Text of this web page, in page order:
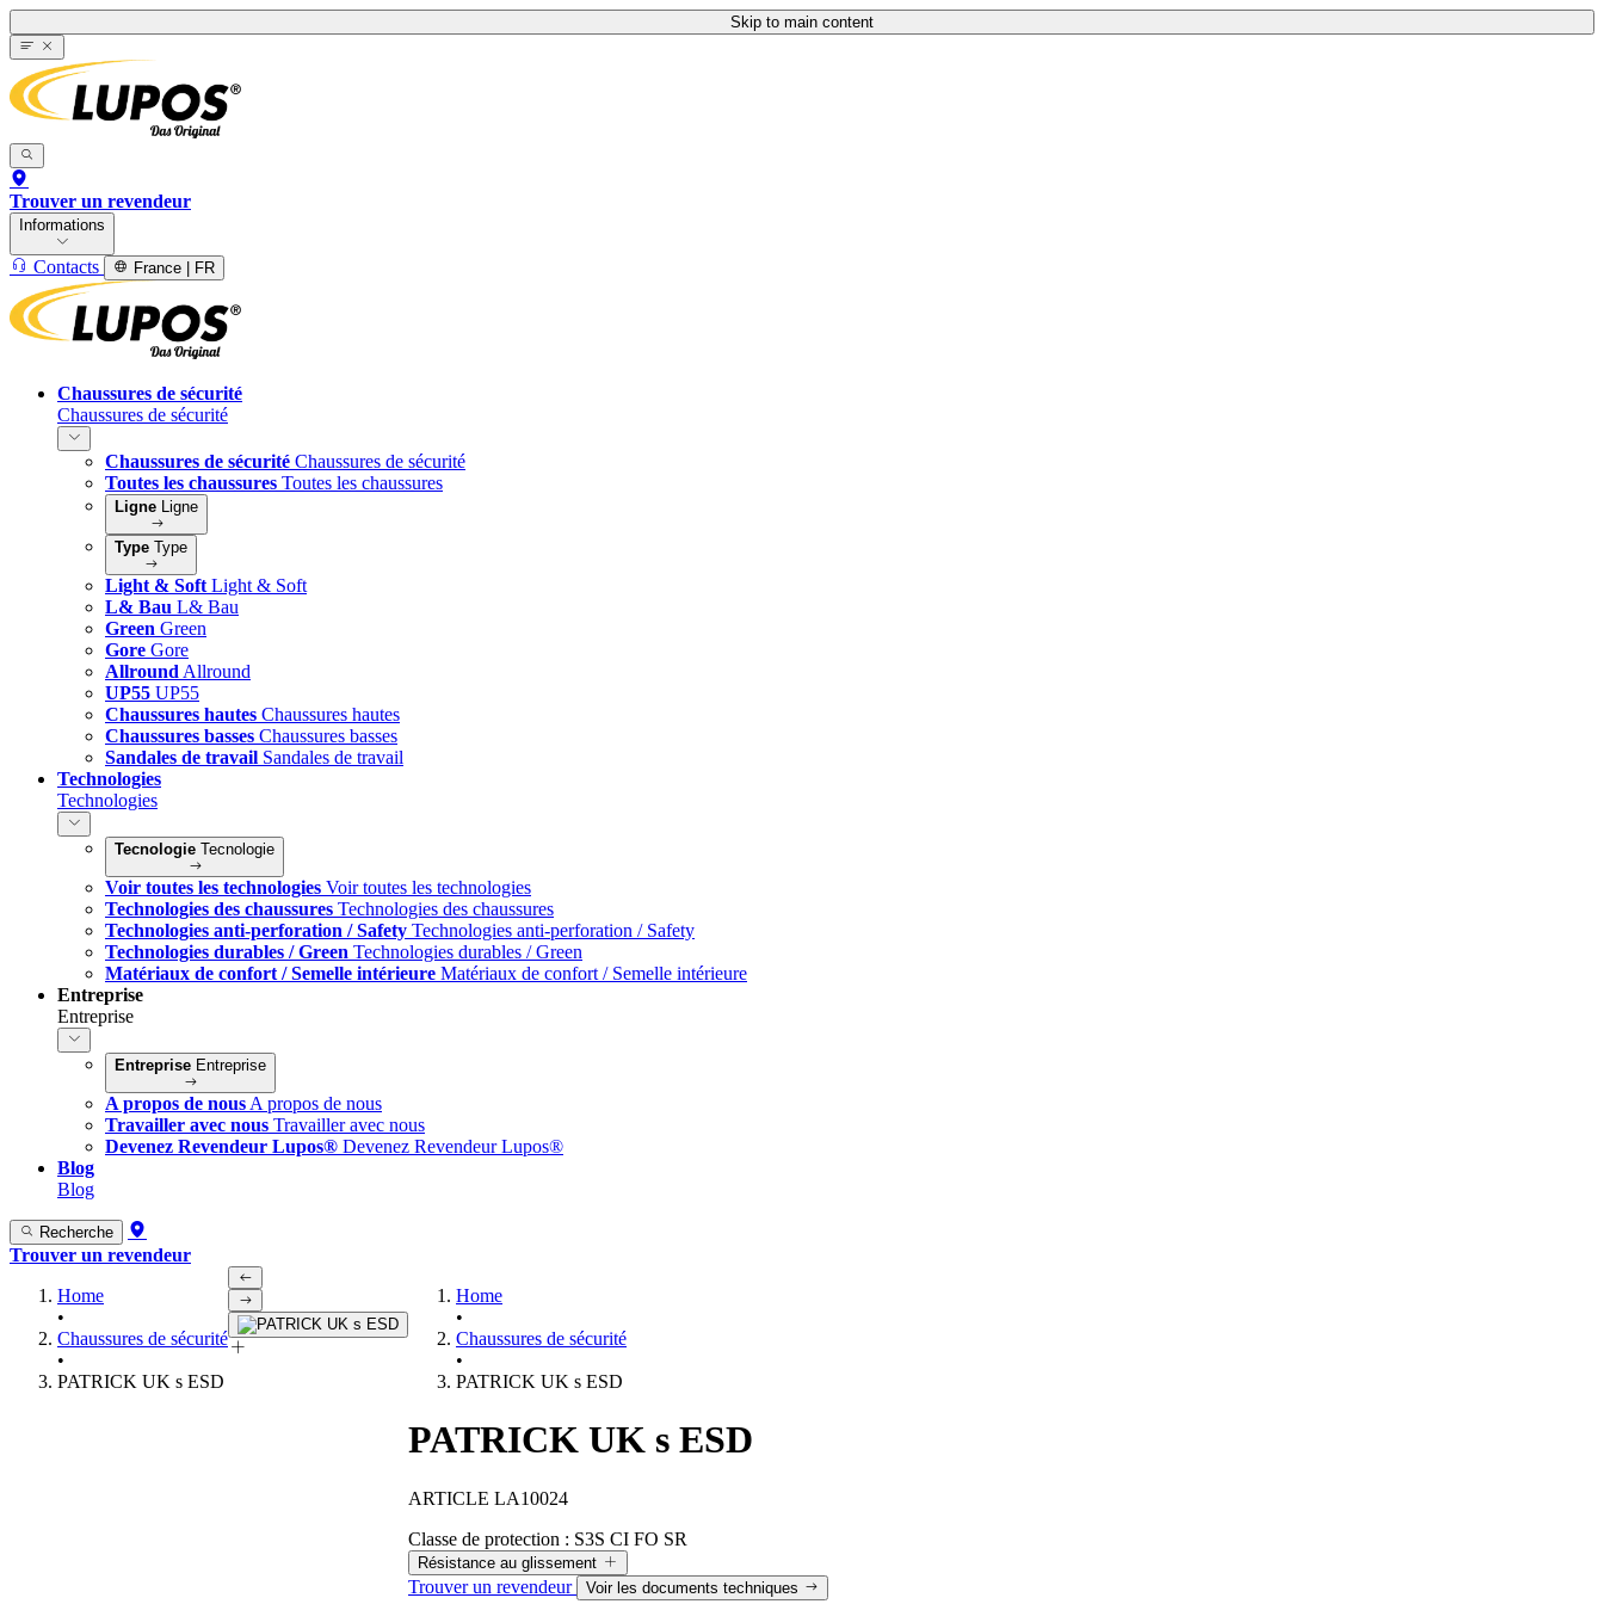
Skip to main content
Trouver un revendeur
Informations
Contacts France | FR
Chaussures de sécurité
Chaussures de sécurité
Chaussures de sécurité Chaussures de sécurité
Toutes les chaussures Toutes les chaussures
Ligne Ligne
Type Type
Light & Soft Light & Soft
L& Bau L& Bau
Green Green
Gore Gore
Allround Allround
UP55 UP55
Chaussures hautes Chaussures hautes
Chaussures basses Chaussures basses
Sandales de travail Sandales de travail
Technologies
Technologies
Tecnologie Tecnologie
Voir toutes les technologies Voir toutes les technologies
Technologies des chaussures Technologies des chaussures
Technologies anti-perforation / Safety Technologies anti-perforation / Safety
Technologies durables / Green Technologies durables / Green
Matériaux de confort / Semelle intérieure Matériaux de confort / Semelle intérieure
Entreprise
Entreprise
Entreprise Entreprise
A propos de nous A propos de nous
Travailler avec nous Travailler avec nous
Devenez Revendeur Lupos® Devenez Revendeur Lupos®
Blog
Blog
Recherche
Trouver un revendeur
Home
•
Chaussures de sécurité
•
PATRICK UK s ESD
Home
•
Chaussures de sécurité
•
PATRICK UK s ESD
PATRICK UK s ESD
ARTICLE LA10024
Classe de protection : S3S CI FO SR
Résistance au glissement
Trouver un revendeur Voir les documents techniques